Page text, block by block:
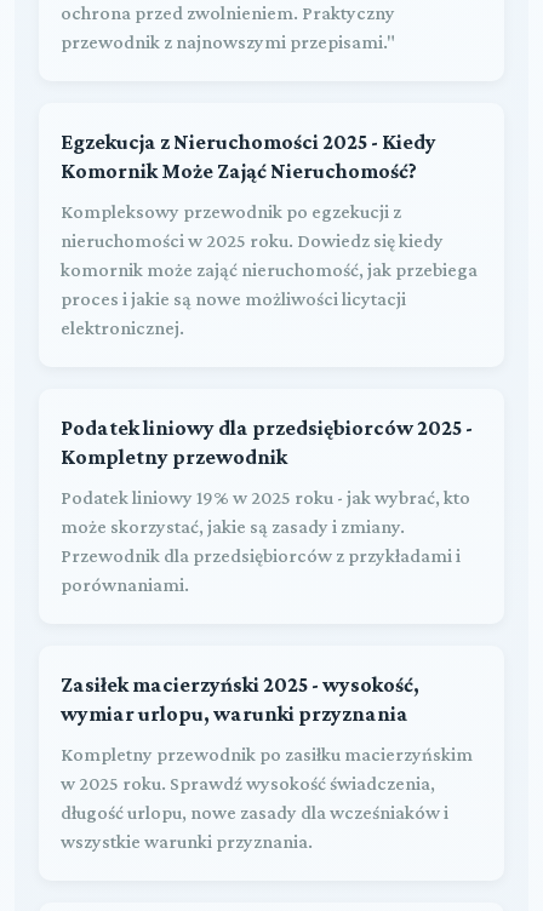
ochrona przed zwolnieniem. Praktyczny
przewodnik z najnowszymi przepisami."
Egzekucja z Nieruchomości 2025 - Kiedy
Komornik Może Zająć Nieruchomość?
Kompleksowy przewodnik po egzekucji z
nieruchomości w 2025 roku. Dowiedz się kiedy
komornik może zająć nieruchomość, jak przebiega
proces i jakie są nowe możliwości licytacji
elektronicznej.
Podatek liniowy dla przedsiębiorców 2025 -
Kompletny przewodnik
Podatek liniowy 19% w 2025 roku - jak wybrać, kto
może skorzystać, jakie są zasady i zmiany.
Przewodnik dla przedsiębiorców z przykładami i
porównaniami.
Zasiłek macierzyński 2025 - wysokość,
wymiar urlopu, warunki przyznania
Kompletny przewodnik po zasiłku macierzyńskim
w 2025 roku. Sprawdź wysokość świadczenia,
długość urlopu, nowe zasady dla wcześniaków i
wszystkie warunki przyznania.